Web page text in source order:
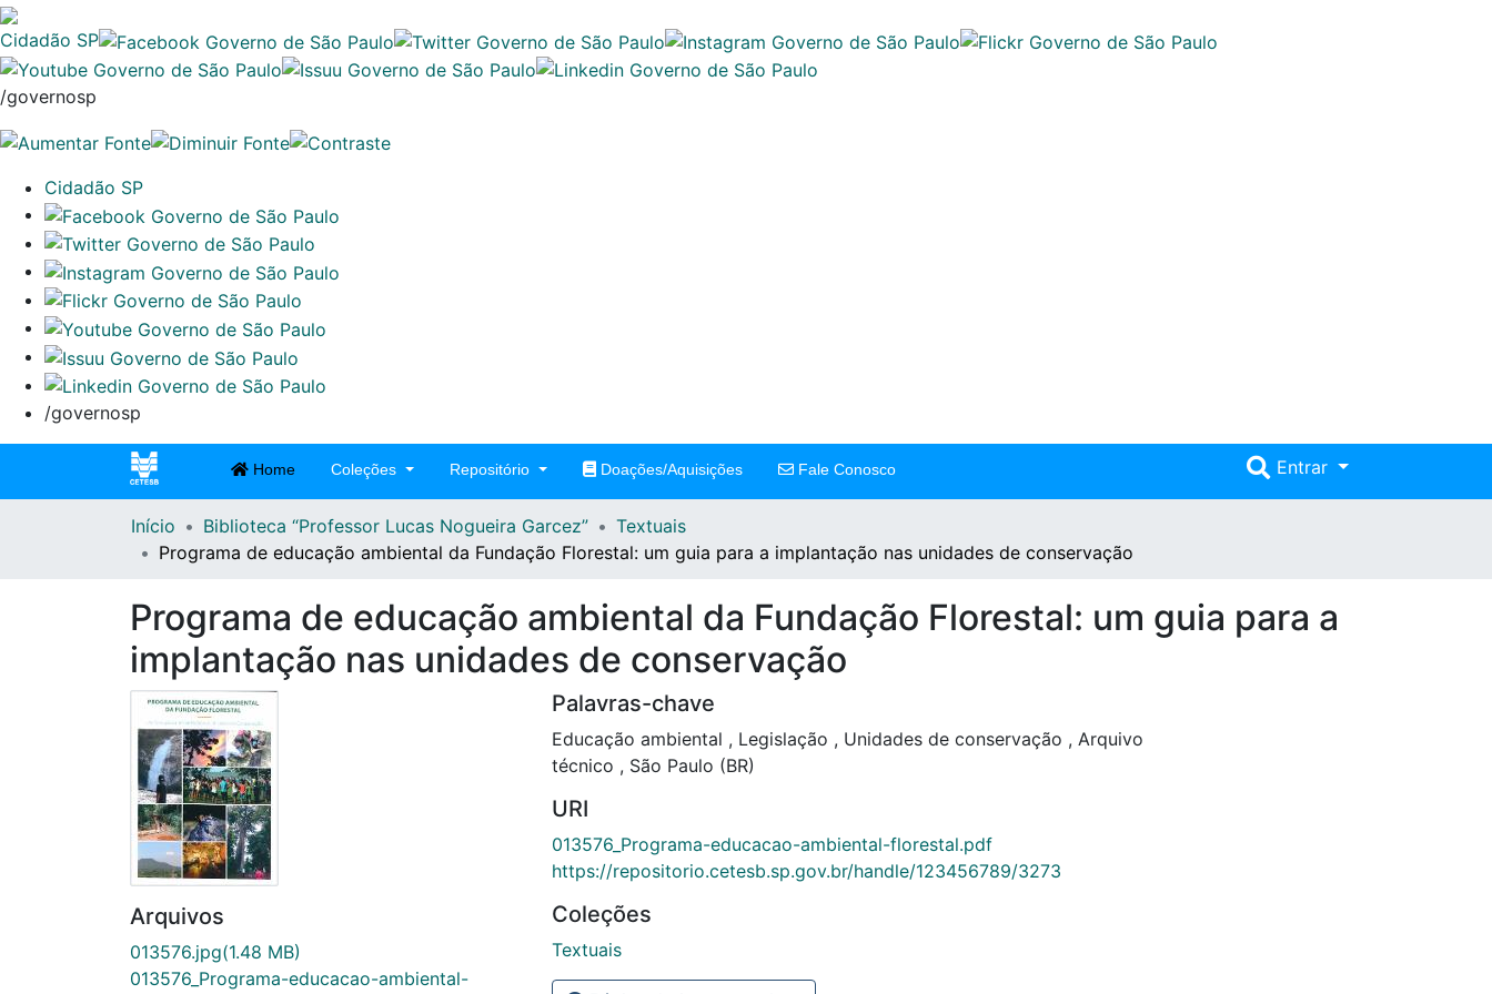
Cidadão SP
/governosp
Cidadão SP
/governosp
Entrar
Home Coleções Repositório Doações/Aquisições Fale Conosco
Início Biblioteca “Professor Lucas Nogueira Garcez”
Textuais
Programa de educação ambiental da Fundação Florestal: um guia para a implantação nas unidades de conservação
Programa de educação ambiental da Fundação Florestal: um guia para a
implantação nas unidades de conservação
Arquivos
013576.jpg(1.48 MB)
013576_Programa-educacao-ambiental-
Palavras-chave
Educação ambiental , Legislação , Unidades de conservação , Arquivo
técnico , São Paulo (BR)
URI
013576_Programa-educacao-ambiental-florestal.pdf
https://repositorio.cetesb.sp.gov.br/handle/123456789/3273
Coleções
Textuais